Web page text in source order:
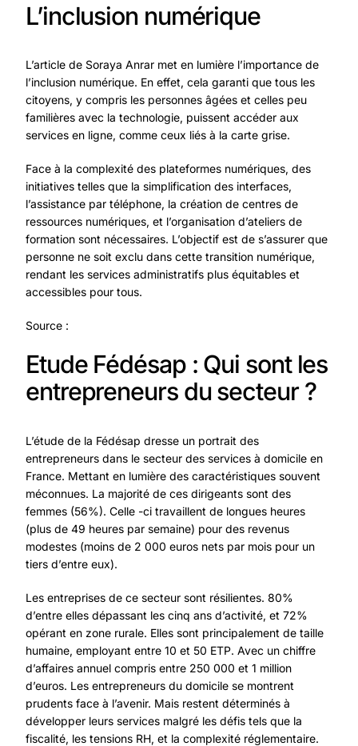
L’inclusion numérique
L’article de Soraya Anrar met en lumière l’importance de
l’inclusion numérique. En effet, cela garanti que tous les
citoyens, y compris les personnes âgées et celles peu
familières avec la technologie, puissent accéder aux
services en ligne, comme ceux liés à la carte grise.
Face à la complexité des plateformes numériques, des
initiatives telles que la simplification des interfaces,
l’assistance par téléphone, la création de centres de
ressources numériques, et l’organisation d’ateliers de
formation sont nécessaires. L’objectif est de s’assurer que
personne ne soit exclu dans cette transition numérique,
rendant les services administratifs plus équitables et
accessibles pour tous.
Source :
Etude Fédésap : Qui sont les
entrepreneurs du secteur ?
L’étude de la Fédésap dresse un portrait des
entrepreneurs dans le secteur des services à domicile en
France. Mettant en lumière des caractéristiques souvent
méconnues. La majorité de ces dirigeants sont des
femmes (56%). Celle -ci travaillent de longues heures
(plus de 49 heures par semaine) pour des revenus
modestes (moins de 2 000 euros nets par mois pour un
tiers d’entre eux).
Les entreprises de ce secteur sont résilientes. 80%
d’entre elles dépassant les cinq ans d’activité, et 72%
opérant en zone rurale. Elles sont principalement de taille
humaine, employant entre 10 et 50 ETP. Avec un chiffre
d’affaires annuel compris entre 250 000 et 1 million
d’euros. Les entrepreneurs du domicile se montrent
prudents face à l’avenir. Mais restent déterminés à
développer leurs services malgré les défis tels que la
fiscalité, les tensions RH, et la complexité réglementaire.